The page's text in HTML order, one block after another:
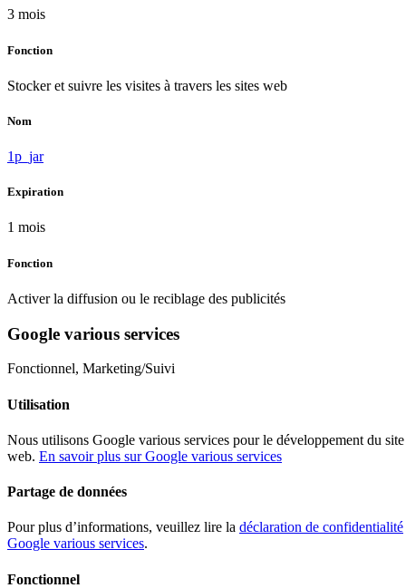
3 mois
Fonction
Stocker et suivre les visites à travers les sites web
Nom
1p_jar
Expiration
1 mois
Fonction
Activer la diffusion ou le reciblage des publicités
Google various services
Fonctionnel, Marketing/Suivi
Utilisation
Nous utilisons Google various services pour le développement du site
web. En savoir plus sur Google various services
Partage de données
Pour plus d’informations, veuillez lire la déclaration de confidentialité
Google various services.
Fonctionnel